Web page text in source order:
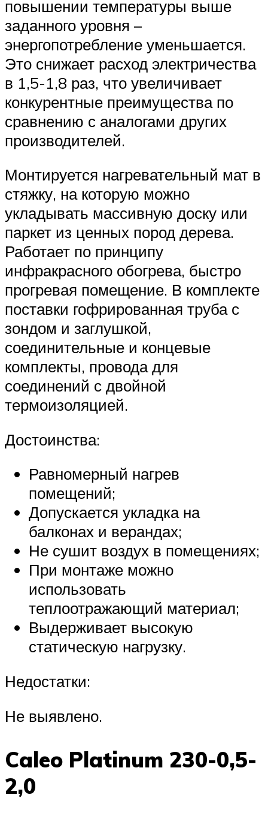
повышении температуры выше
заданного уровня –
энергопотребление уменьшается.
Это снижает расход электричества
в 1,5-1,8 раз, что увеличивает
конкурентные преимущества по
сравнению с аналогами других
производителей.
Монтируется нагревательный мат в
стяжку, на которую можно
укладывать массивную доску или
паркет из ценных пород дерева.
Работает по принципу
инфракрасного обогрева, быстро
прогревая помещение. В комплекте
поставки гофрированная труба с
зондом и заглушкой,
соединительные и концевые
комплекты, провода для
соединений с двойной
термоизоляцией.
Достоинства:
Равномерный нагрев
помещений;
Допускается укладка на
балконах и верандах;
Не сушит воздух в помещениях;
При монтаже можно
использовать
теплоотражающий материал;
Выдерживает высокую
статическую нагрузку.
Недостатки:
Не выявлено.
Caleo Platinum 230-0,5-
2,0